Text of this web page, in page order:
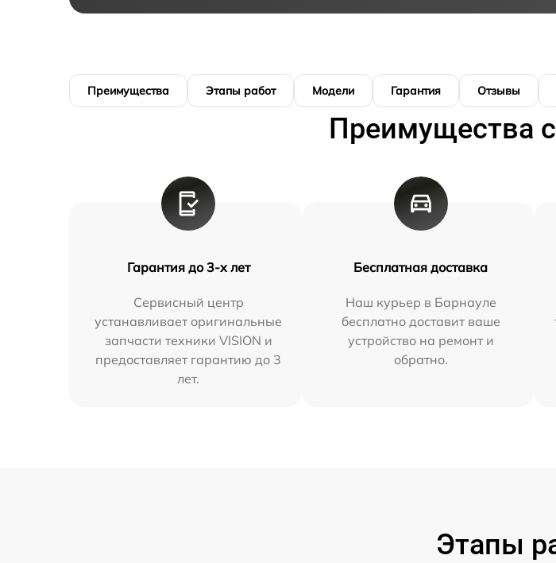
Преимущества Этапы работ Модели Гарантия Отзывы
Преимущества
Гарантия до 3-х лет
Сервисный центр
устанавливает оригинальные
запчасти техники VISION и
предоставляет гарантию до 3
лет.
Бесплатная доставка
Наш курьер в Барнауле
бесплатно доставит ваше
устройство на ремонт и
обратно.
Этапы